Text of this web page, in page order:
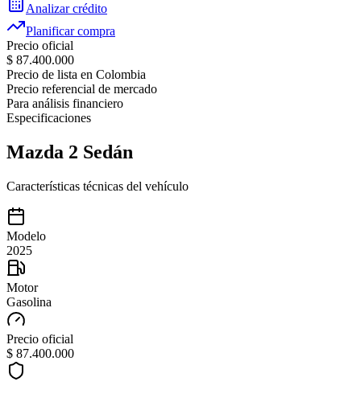
Analizar crédito
Planificar compra
Precio oficial
$ 87.400.000
Precio de lista en Colombia
Precio referencial de mercado
Para análisis financiero
Especificaciones
Mazda 2 Sedán
Características técnicas del vehículo
Modelo
2025
Motor
Gasolina
Precio oficial
$ 87.400.000